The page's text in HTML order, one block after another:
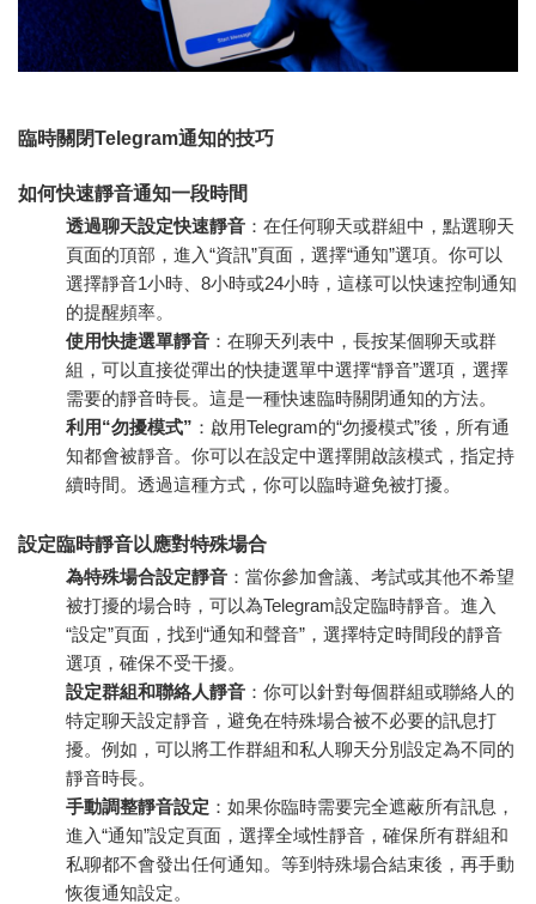
臨時關閉Telegram通知的技巧
如何快速靜音通知一段時間
透過聊天設定快速靜音 ：在任何聊天或群組中，點選聊天
頁面的頂部，進入“資訊”頁面，選擇“通知”選項。你可以
選擇靜音1小時、8小時或24小時，這樣可以快速控制通知
的提醒頻率。
使用快捷選單靜音 ：在聊天列表中，長按某個聊天或群
組，可以直接從彈出的快捷選單中選擇“靜音”選項，選擇
需要的靜音時長。這是一種快速臨時關閉通知的方法。
利用“勿擾模式” ：啟用Telegram的“勿擾模式”後，所有通
知都會被靜音。你可以在設定中選擇開啟該模式，指定持
續時間。透過這種方式，你可以臨時避免被打擾。
設定臨時靜音以應對特殊場合
為特殊場合設定靜音 ：當你參加會議、考試或其他不希望
被打擾的場合時，可以為Telegram設定臨時靜音。進入
“設定”頁面，找到“通知和聲音”，選擇特定時間段的靜音
選項，確保不受干擾。
設定群組和聯絡人靜音 ：你可以針對每個群組或聯絡人的
特定聊天設定靜音，避免在特殊場合被不必要的訊息打
擾。例如，可以將工作群組和私人聊天分別設定為不同的
靜音時長。
手動調整靜音設定 ：如果你臨時需要完全遮蔽所有訊息，
進入“通知”設定頁面，選擇全域性靜音，確保所有群組和
私聊都不會發出任何通知。等到特殊場合結束後，再手動
恢復通知設定。